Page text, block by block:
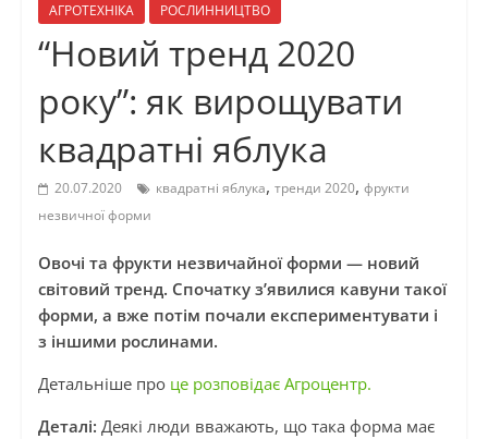
АГРОТЕХНІКА РОСЛИННИЦТВО
“Новий тренд 2020
року”: як вирощувати
квадратні яблука
20.07.2020 квадратні яблука, тренди 2020, фрукти
незвичної форми
Овочі та фрукти незвичайної форми — новий
світовий тренд. Спочатку з’явилися кавуни такої
форми, а вже потім почали експериментувати і
з іншими рослинами.
Детальніше про це розповідає Агроцентр.
Деталі: Деякі люди вважають, що така форма має